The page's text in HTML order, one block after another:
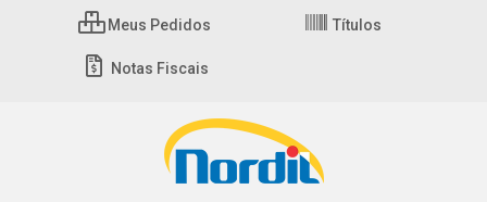
Meus Pedidos Títulos
Notas Fiscais